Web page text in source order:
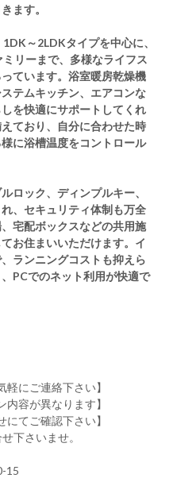
ます。
～2LDKタイプを中心に、
リーまで、多様なライフス
ています。浴室暖房乾燥機
テムキッチン、エアコンな
を快適にサポートしてくれ
ており、自分に合わせた時
に浴槽温度をコントロール
ロック、ディンプルキー、
、セキュリティ体制も万全
宅配ボックスなどの共用施
お住まいいただけます。イ
ランニングコストも抑えら
PCでのネット利用が快適で
にご連絡下さい】
容が異なります】
てご確認下さい】
下さいませ。
15